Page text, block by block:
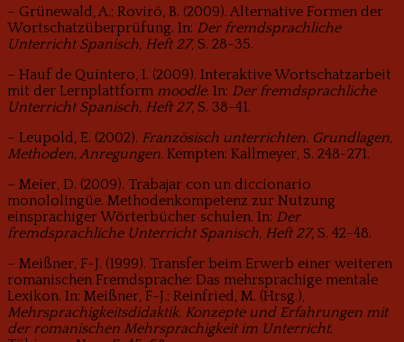
– Grünewald, A.; Roviró, B. (2009). Alternative Formen der
Wortschatzüberprüfung. In: Der fremdsprachliche
Unterricht Spanisch, Heft 27, S. 28-35.
– Hauf de Quintero, I. (2009). Interaktive Wortschatzarbeit
mit der Lernplattform moodle. In: Der fremdsprachliche
Unterricht Spanisch, Heft 27, S. 38-41.
– Leupold, E. (2002). Französisch unterrichten. Grundlagen,
Methoden, Anregungen. Kempten: Kallmeyer, S. 248-271.
– Meier, D. (2009). Trabajar con un diccionario
monololingüe. Methodenkompetenz zur Nutzung
einsprachiger Wörterbücher schulen. In: Der
fremdsprachliche Unterricht Spanisch, Heft 27, S. 42-48.
– Meißner, F-J. (1999). Transfer beim Erwerb einer weiteren
romanischen Fremdsprache: Das mehrsprachige mentale
Lexikon. In: Meißner, F-J.; Reinfried, M. (Hrsg.),
Mehrsprachigkeits­didaktik. Konzepte und Erfahrungen mit
der romanischen Mehrsprachigkeit im Unterricht.